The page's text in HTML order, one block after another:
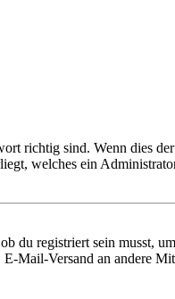
richtig sind. Wenn dies
welches ein
registriert sein musst,
Mail-Versand an andere